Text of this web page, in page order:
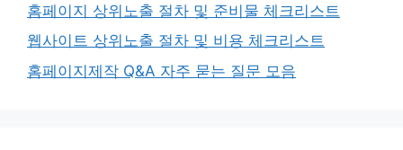
홈페이지 상위노출 절차 및 준비물 체크리스트
웹사이트 상위노출 절차 및 비용 체크리스트
홈페이지제작 Q&A 자주 묻는 질문 모음